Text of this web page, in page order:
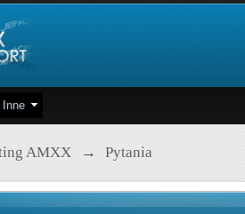
Inne
AMXX → Pytania